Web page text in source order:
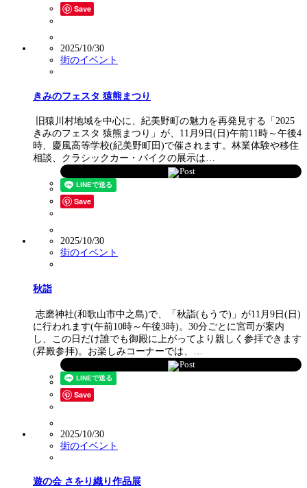
Save
2025/10/30
街のイベント
きみのフェスタ 猿熊まつり
旧猿川村地域を中心に、紀美野町の魅力を再発見する「2025
きみのフェスタ 猿熊まつり」が、11月9日(日)午前11時～午後4
時、慶風高等学校(紀美野町田)で催されます。林業体験や移住
相談、クラシックカー・バイクの展示は…
Post
Save
2025/10/30
街のイベント
秋詣
志磨神社(和歌山市中之島)で、「秋詣(もうで)」が11月9日(日)
に行われます(午前10時～午後3時)。30分ごとに宮司が案内
し、この日だけ誰でも御殿に上がってより親しく参拝できます
(昇殿参拝)。お楽しみコーナーでは、…
Post
Save
2025/10/30
街のイベント
遊の会 さをり織り作品展